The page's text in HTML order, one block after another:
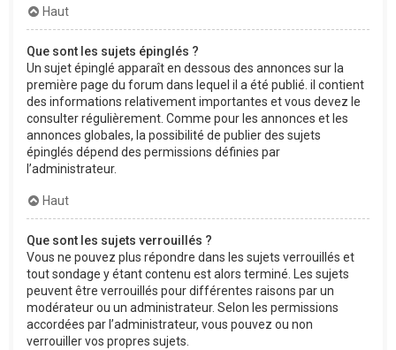
Haut
Que sont les sujets épinglés ?
Un sujet épinglé apparaît en dessous des annonces sur la
première page du forum dans lequel il a été publié. il contient
des informations relativement importantes et vous devez le
consulter régulièrement. Comme pour les annonces et les
annonces globales, la possibilité de publier des sujets
épinglés dépend des permissions définies par
l’administrateur.
Haut
Que sont les sujets verrouillés ?
Vous ne pouvez plus répondre dans les sujets verrouillés et
tout sondage y étant contenu est alors terminé. Les sujets
peuvent être verrouillés pour différentes raisons par un
modérateur ou un administrateur. Selon les permissions
accordées par l’administrateur, vous pouvez ou non
verrouiller vos propres sujets.